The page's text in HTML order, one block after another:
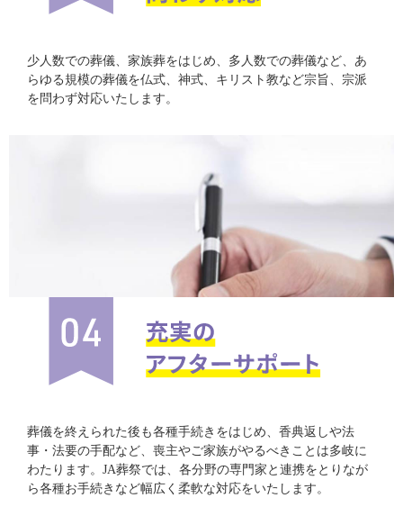
少人数での葬儀、家族葬をはじめ、多人数での葬儀など、あ
らゆる規模の葬儀を仏式、神式、キリスト教など宗旨、宗派
を問わず対応いたします。
葬儀を終えられた後も各種手続きをはじめ、香典返しや法
事・法要の手配など、喪主やご家族がやるべきことは多岐に
わたります。JA葬祭では、各分野の専門家と連携をとりなが
ら各種お手続きなど幅広く柔軟な対応をいたします。